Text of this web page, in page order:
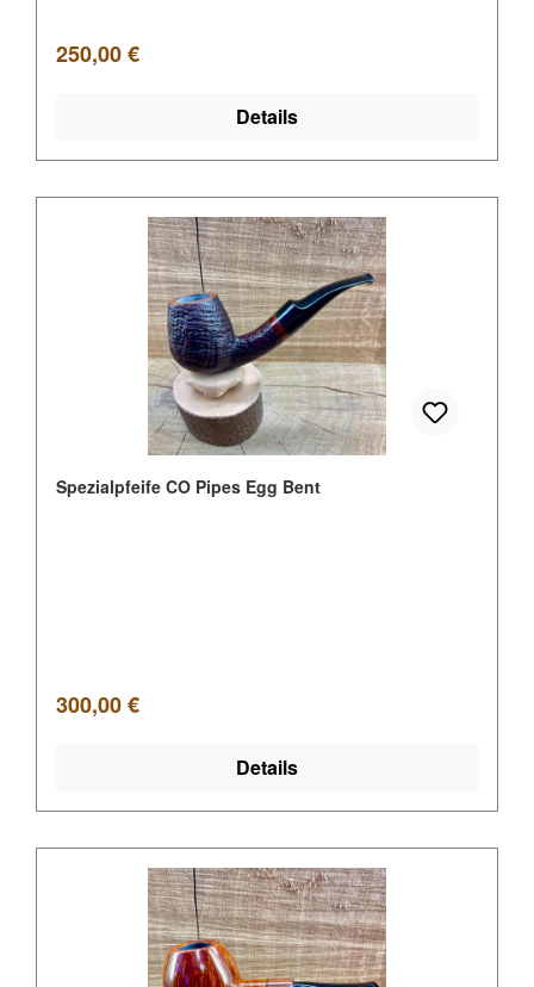
Regulärer Preis:
250,00 €
Details
Spezialpfeife CO Pipes Egg Bent
Regulärer Preis:
300,00 €
Details